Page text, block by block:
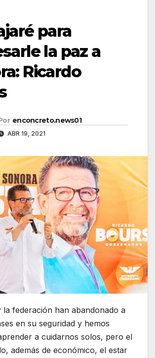
para
la paz a
Ricardo
enconcreto.news01
ABR 19, 2021
la federación han abandonado a
en su seguridad y hemos
a cuidarnos solos, pero el
además de económico, el estar